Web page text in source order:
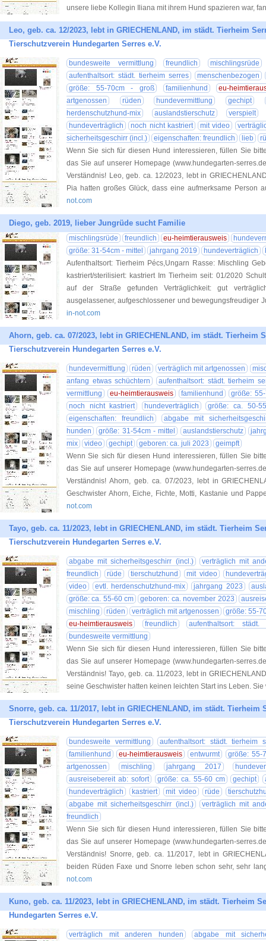
unsere liebe Kollegin Iliana mit ihrem Hund spazieren war,
Leo, geb. ca. 12/2023, lebt in GRIECHENLAND, im städt. Tierheim
Tierschutzverein Hundegarten Serres e.V.
bundesweite vermittlung freundlich
mischlingsrüde
aufenthaltsort: städt. tierheim serres
menschenbezogen
größe: 55-70cm - groß
familienhund
eu-
artgenossen
rüden hundevermittlung
gechipt
herdenschutzhund-mix
auslandstierschutz
verspielt
hundeverträglich
noch nicht kastriert mit video
sicherheitsgeschirr (incl.)
eigenschaften: freundlich lieb
Wenn Sie sich für diesen Hund interessieren, füllen Sie
das Sie auf unserer Homepage (www.hundegarten-
Verständnis! Leo, geb. ca. 12/2023, lebt in
Pia hatten großes Glück, dass eine aufmerksame Person
not.com
Diego, geb. 2019, lieber Jungrüde sucht Familie
mischlingsrüde freundlich eu-heimtierausweis
größe: 31-54cm - mittel
jahrgang 2019 hundeverträglich
Aufenthaltsort: Tierheim Pécs,Ungarn Rasse: Mischling
kastriert/sterilisiert: kastriert Im Tierheim seit: 01/2020
auf der Straße gefunden Verträglichkeit: gut
ausgelassener, aufgeschlossener und bewegungsfreudiger
in-not.com
Ahorn, geb. ca. 07/2023, lebt in GRIECHENLAND, im städt. Tierheim
Tierschutzverein Hundegarten Serres e.V.
hundevermittlung rüden verträglich mit artgenossen
anfang etwas schüchtern
aufenthaltsort: städt. tierheim
vermittlung
eu-heimtierausweis familienhund
größe:
noch nicht kastriert
hundeverträglich
größe: ca. 50-
eigenschaften: freundlich
abgabe mit
hunden
größe: 31-54cm - mittel auslandstierschutz
mix
video gechipt geboren: ca. juli 2023
geimpft
Wenn Sie sich für diesen Hund interessieren, füllen Sie
das Sie auf unserer Homepage (www.hundegarten-
Verständnis! Ahorn, geb. ca. 07/2023, lebt in
Geschwister Ahorn, Eiche, Fichte, Motti, Kastanie und
not.com
Tayo, geb. ca. 11/2023, lebt in GRIECHENLAND, im städt. Tierheim
Tierschutzverein Hundegarten Serres e.V.
abgabe mit sicherheitsgeschirr (incl.)
verträglich mit
freundlich
rüde tierschutzhund mit video
video
evtl. herdenschutzhund-mix jahrgang 2023
größe: ca. 55-60 cm
geboren: ca. november 2023
mischling
rüden verträglich mit artgenossen
größe: 55-
eu-heimtierausweis
freundlich
aufenthaltsort:
bundesweite vermittlung
Wenn Sie sich für diesen Hund interessieren, füllen Sie
das Sie auf unserer Homepage (www.hundegarten-
Verständnis! Tayo, geb. ca. 11/2023, lebt in
seine Geschwister hatten keinen leichten Start ins Leben. Sie
Snorre, geb. ca. 11/2017, lebt in GRIECHENLAND, im städt. Tierheim
Tierschutzverein Hundegarten Serres e.V.
bundesweite vermittlung
aufenthaltsort: städt. tierheim
familienhund
eu-heimtierausweis entwurmt
größe: 55-
artgenossen
mischling jahrgang 2017
ausreisebereit ab: sofort
größe: ca. 55-60 cm gechipt
hundeverträglich
kastriert mit video rüde
abgabe mit sicherheitsgeschirr (incl.)
verträglich mit
freundlich
Wenn Sie sich für diesen Hund interessieren, füllen Sie
das Sie auf unserer Homepage (www.hundegarten-
Verständnis! Snorre, geb. ca. 11/2017, lebt in
beiden Rüden Faxe und Snorre leben schon sehr, sehr
not.com
Kuno, geb. ca. 11/2023, lebt in GRIECHENLAND, im städt. Tierheim
Hundegarten Serres e.V.
verträglich mit anderen hunden abgabe mit